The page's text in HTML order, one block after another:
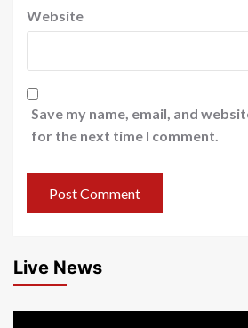
Website
Save my name, email, and
for the next time I comment.
Live News